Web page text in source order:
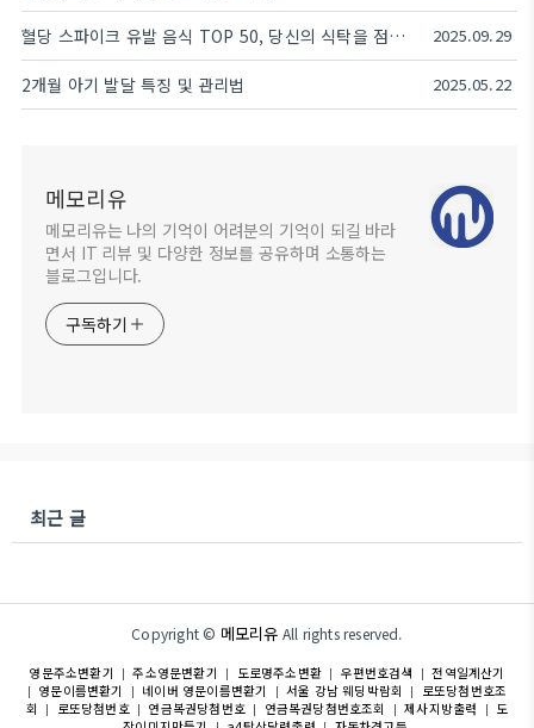
혈당 스파이크 유발 음식 TOP 50, 당신의 식탁을 점검하세요! 2025.09.29
2개월 아기 발달 특징 및 관리법 2025.05.22
메모리유
메모리유는 나의 기억이 어려분의 기억이 되길 바라
면서 IT 리뷰 및 다양한 정보를 공유하며 소통하는
블로그입니다.
구독하기
최근 글
Copyright © 메모리유 All rights reserved.
영문주소변환기 | 주소영문변환기 | 도로명주소변환 | 우편번호검색 | 전역일계산기
| 영문이름변환기 | 네이버 영문이름변환기 | 서울 강남 웨딩박람회 |
로또당첨번호조
회
| 로또당첨번호 | 연금복권당첨번호 | 연금복권당첨번호조회 | 제사지방출력 | 도